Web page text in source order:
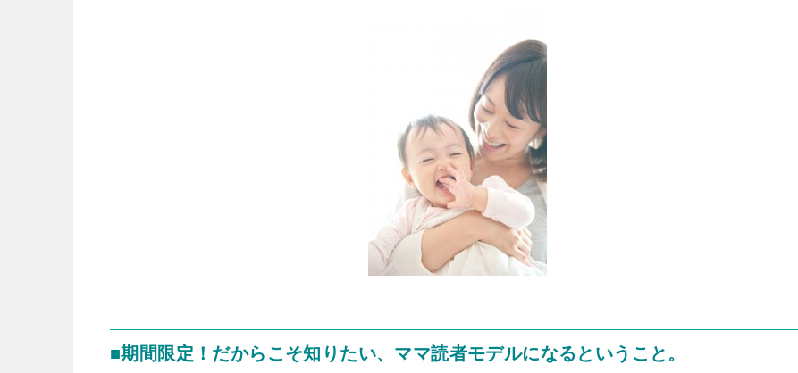
■期間限定！だからこそ知りたい、ママ読者モデルになるということ。